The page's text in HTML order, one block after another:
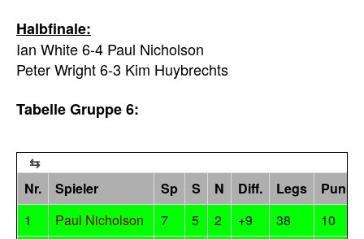
Halbfinale:
Ian White 6-4 Paul Nicholson
Peter Wright 6-3 Kim Huybrechts
Tabelle Gruppe 6:
Nr. Spieler Sp S N Diff. Legs
Punkte
1
Paul Nicholson 7 5 2 +9 38
10